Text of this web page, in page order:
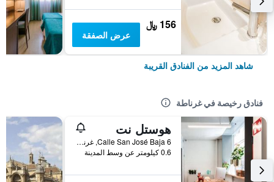
156 ﷼
عرض الصفقة
شاهد المزيد من الفنادق القريبة
فنادق رخيصة في غرناطة
هوستل نت
Calle San José Baja 6, غرناطة, منطقة أندلوسيا, أسبانيا
0.6 كيلومتر عن وسط المدينة